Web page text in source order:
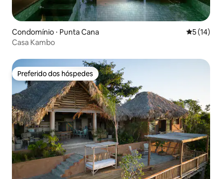
Condomínio ⋅ Punta Cana 5 de uma
5 (14)
Casa Kambo
Preferido dos hóspedes
Preferido dos hóspedes